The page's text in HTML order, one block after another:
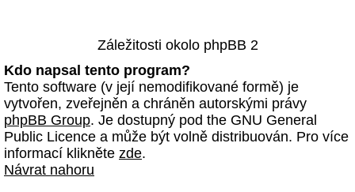
Záležitosti okolo phpBB 2
Kdo napsal tento program?
Tento software (v její nemodifikované formě) je
vytvořen, zveřejněn a chráněn autorskými právy
phpBB Group. Je dostupný pod the GNU General
Public Licence a může být volně distribuován. Pro více
informací klikněte zde.
Návrat nahoru